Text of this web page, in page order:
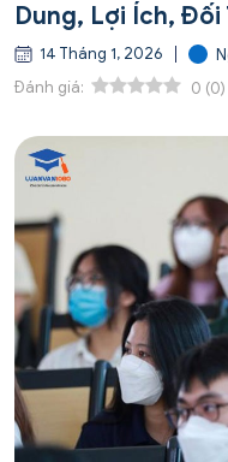
Dung, Lợi Ích, Đối
14 Tháng 1, 2026
Đánh giá:
0 (0)